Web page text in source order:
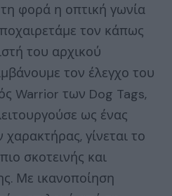
φορά η οπτική γωνία
τον κάπως
του αρχικού
τον έλεγχο του
Warrior των Dog Tags,
ως ένας
γίνεται το
σκοτεινής και
Με ικανοποίηση